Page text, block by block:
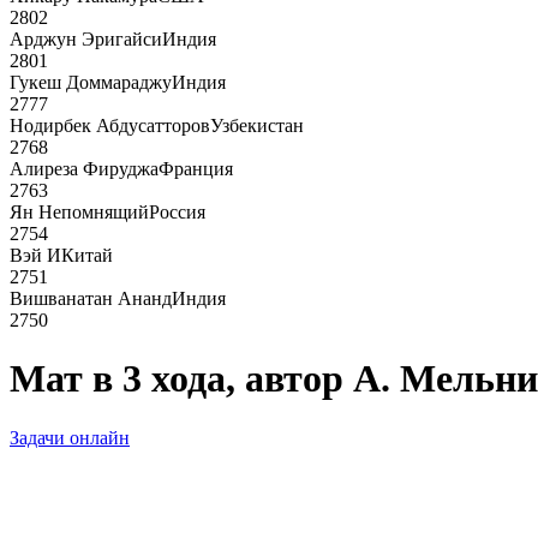
2802
Арджун ЭригайсиИндия
2801
Гукеш ДоммараджуИндия
2777
Нодирбек АбдусатторовУзбекистан
2768
Алиреза ФируджаФранция
2763
Ян НепомнящийРоссия
2754
Вэй ИКитай
2751
Вишванатан АнандИндия
2750
Мат в 3 хода, автор А.
Задачи онлайн